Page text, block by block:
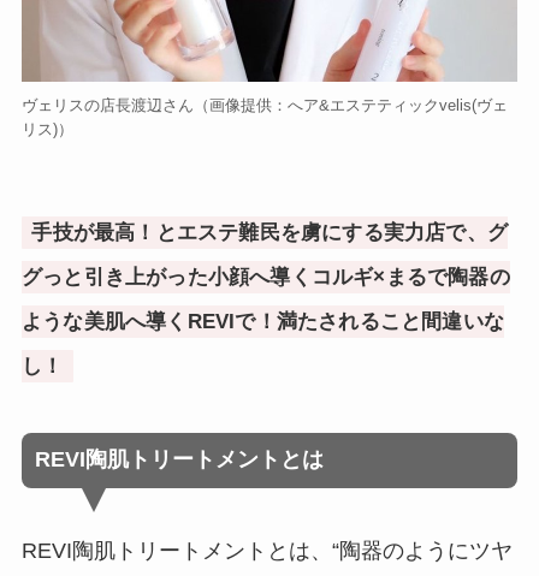
ヴェリスの店長渡辺さん（画像提供：へア&エステティックvelis(ヴェ
リス)）
手技が最高！とエステ難民を虜にする実力店で、グ
グっと引き上がった小顔へ導くコルギ×まるで陶器の
ような美肌へ導くREVIで！満たされること間違いな
し！
REVI陶肌トリートメントとは
REVI陶肌トリートメントとは、“陶器のようにツヤ